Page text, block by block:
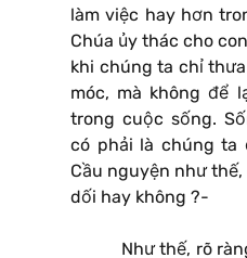
làm việc hay hơn
Chúa ủy thác cho
khi chúng ta chỉ
móc, mà không để
trong cuộc sống.
có phải là chúng ta
Cầu nguyện như
dối hay không ?-
Như thế, rõ ràng